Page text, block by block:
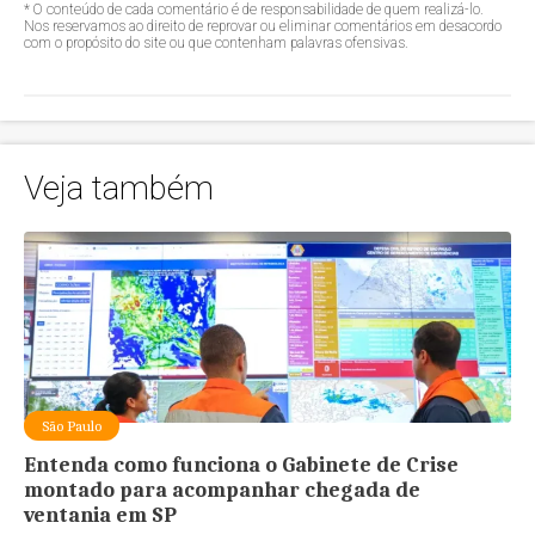
* O conteúdo de cada comentário é de responsabilidade de quem realizá-lo.
Nos reservamos ao direito de reprovar ou eliminar comentários em desacordo
com o propósito do site ou que contenham palavras ofensivas.
Veja também
São Paulo
Entenda como funciona o Gabinete de Crise
montado para acompanhar chegada de
ventania em SP